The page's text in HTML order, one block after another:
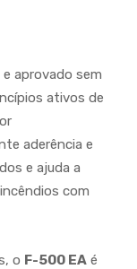
aprovado sem
ativos de
aderência e
e ajuda a
com
o F-500 EA é